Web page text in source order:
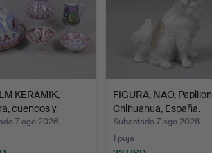
KERAMIK,
cuencos y
7 ago 2026
FIGURA, NAO, Papillon
Chihuahua, España.
Subastado 7 ago 2026
1 puja